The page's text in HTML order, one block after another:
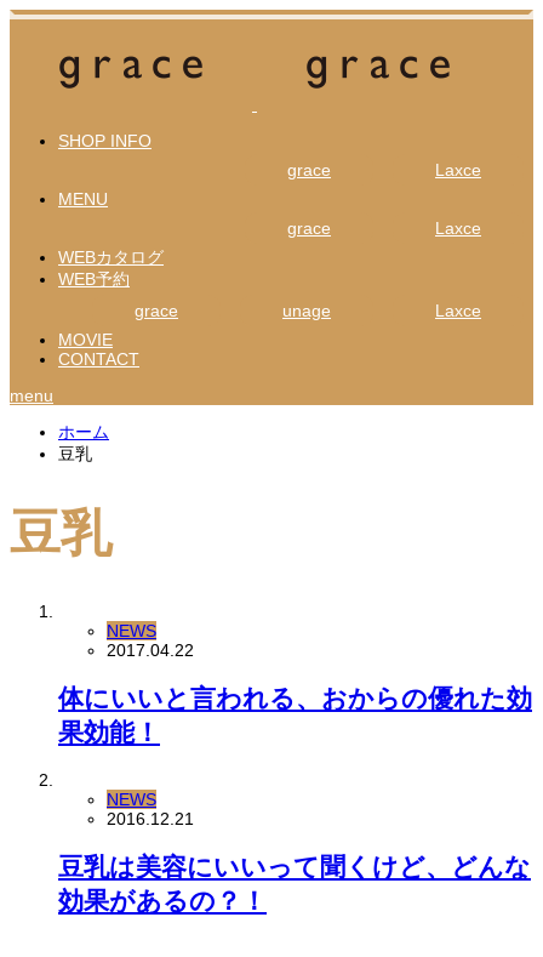
SHOP INFO
grace
Laxce
MENU
grace
Laxce
WEBカタログ
WEB予約
grace
unage
Laxce
MOVIE
CONTACT
menu
ホーム
豆乳
豆乳
NEWS
2017.04.22
体にいいと言われる、おからの優れた効
果効能！
NEWS
2016.12.21
豆乳は美容にいいって聞くけど、どんな
効果があるの？！